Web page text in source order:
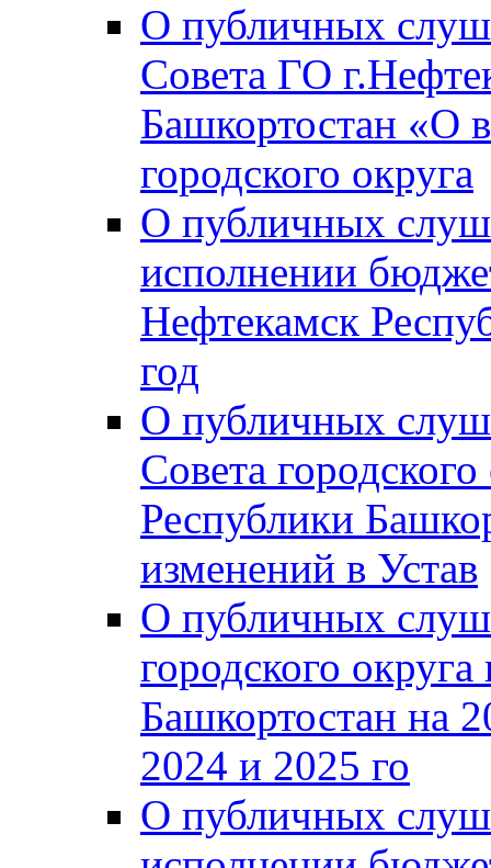
О публичных
Совета ГО
Башкортостан «О
городского округа
О публичных
исполнении
Нефтекамск
год
О публичных
Совета
Республики
изменений в Устав
О публичных
городского
Башкортостан на
2024 и 2025 го
О публичных